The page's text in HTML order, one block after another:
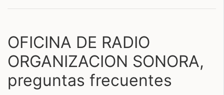
OFICINA DE RADIO
ORGANIZACION SONORA,
preguntas frecuentes